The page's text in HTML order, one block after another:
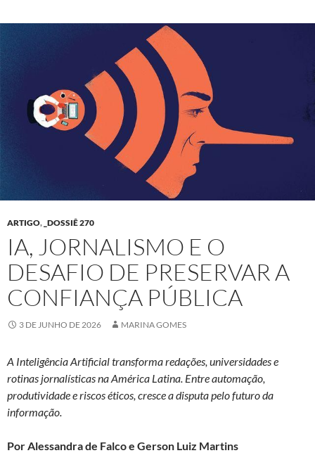
ARTIGO, _DOSSIÊ 270
IA, JORNALISMO E O
DESAFIO DE PRESERVAR A
CONFIANÇA PÚBLICA
3 DE JUNHO DE 2026 MARINA GOMES
A Inteligência Artificial transforma redações, universidades e
rotinas jornalísticas na América Latina. Entre automação,
produtividade e riscos éticos, cresce a disputa pelo futuro da
informação.
Por Alessandra de Falco e Gerson Luiz Martins